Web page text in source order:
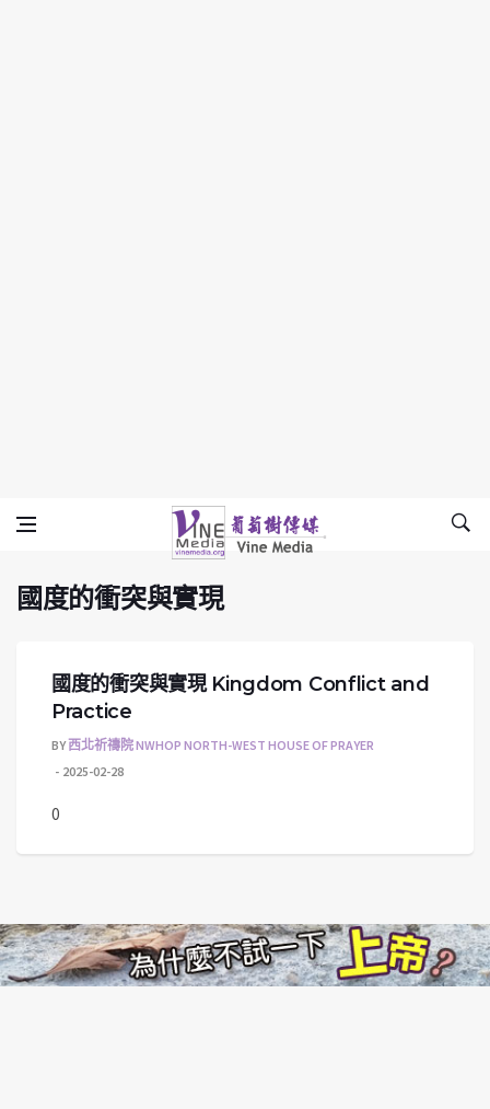
國度的衝突與實現
Vine Media
葡萄樹傳媒
國度的衝突與實現
國度的衝突與實現 Kingdom Conflict and
Practice
BY西北祈禱院 NWHOP NORTH-WEST HOUSE OF PRAYER
2025-02-28
0